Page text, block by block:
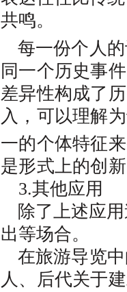
共鸣。
每一份个人
同一个历史事
差异性构成了
入，可以理解
一的个体特征
是形式上的创
3.其他应用
除了上述应
出等场合。
在旅游导览
人、后代关于